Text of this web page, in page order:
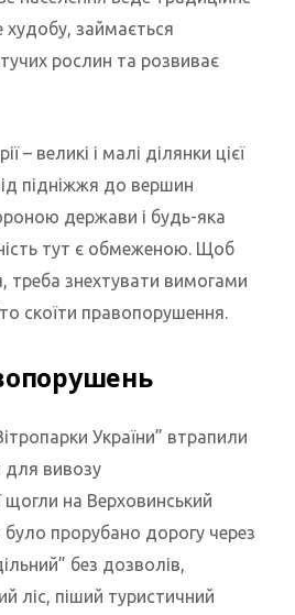
худобу, займається
рослин та розвиває
– великі і малі ділянки цієї
підніжжя до вершин
держави і будь-яка
тут є обмеженою. Щоб
треба знехтувати вимогами
скоїти правопорушення.
України” втрапили
для вивозу
щогли на Верховинський
прорубано дорогу через
без дозволів,
ліс, піший туристичний